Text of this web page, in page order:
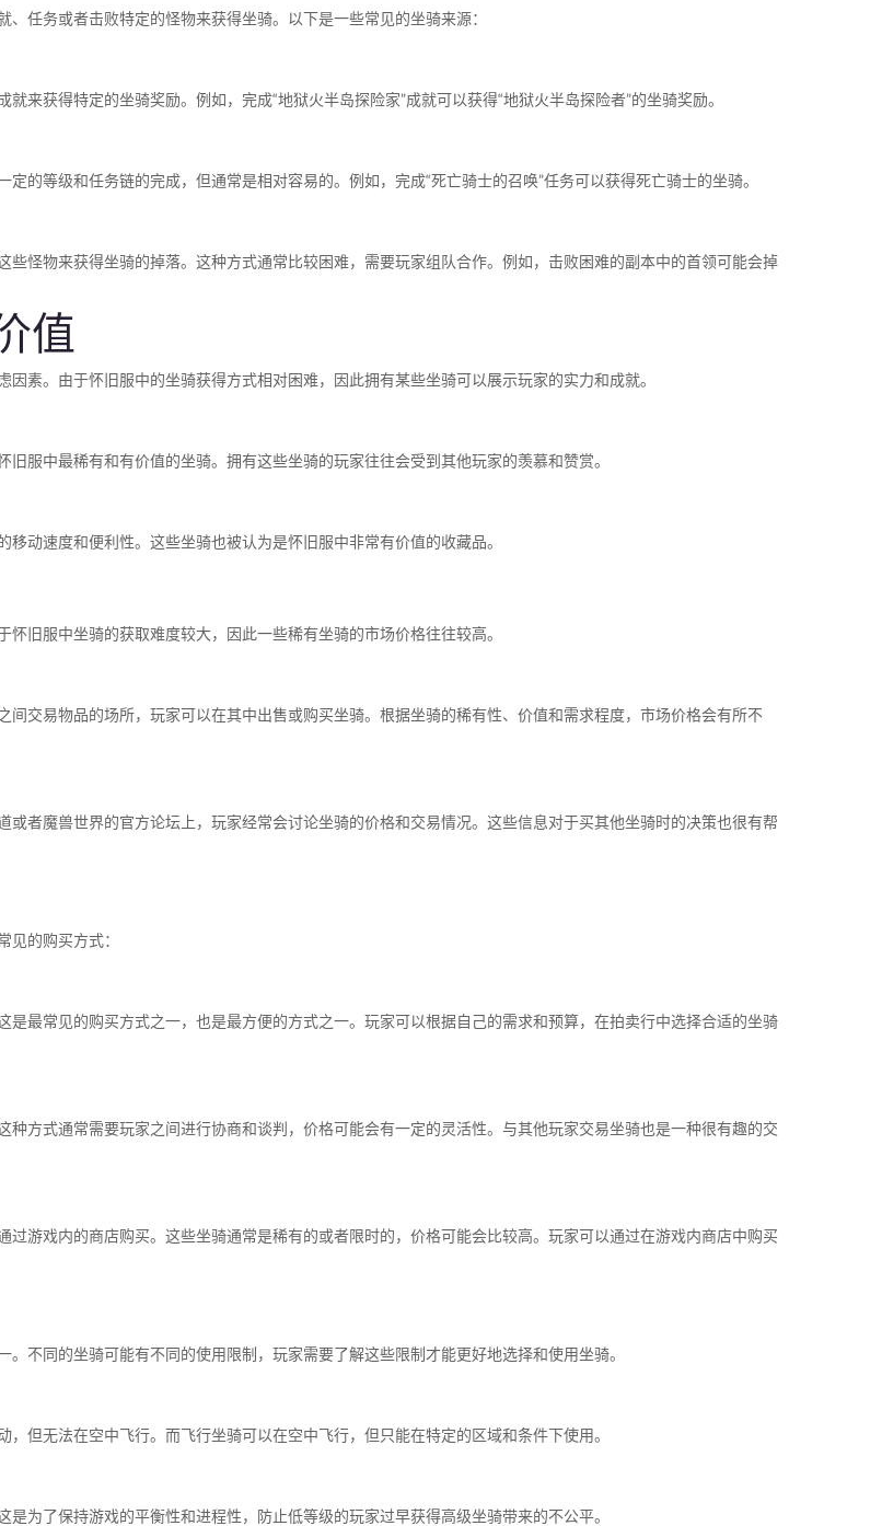
任务或者击败特定的怪物来获得坐骑。以下是一些常见的坐骑来源：
来获得特定的坐骑奖励。例如，完成“地狱火半岛探险家”成就可以获得“地狱火半岛探险者”的坐骑奖励。
的等级和任务链的完成，但通常是相对容易的。例如，完成“死亡骑士的召唤”任务可以获得死亡骑士的坐骑。
怪物来获得坐骑的掉落。这种方式通常比较困难，需要玩家组队合作。例如，击败困难的副本中的首领可能会掉
值
素。由于怀旧服中的坐骑获得方式相对困难，因此拥有某些坐骑可以展示玩家的实力和成就。
服中最稀有和有价值的坐骑。拥有这些坐骑的玩家往往会受到其他玩家的羡慕和赞赏。
动速度和便利性。这些坐骑也被认为是怀旧服中非常有价值的收藏品。
旧服中坐骑的获取难度较大，因此一些稀有坐骑的市场价格往往较高。
交易物品的场所，玩家可以在其中出售或购买坐骑。根据坐骑的稀有性、价值和需求程度，市场价格会有所不
者魔兽世界的官方论坛上，玩家经常会讨论坐骑的价格和交易情况。这些信息对于买其他坐骑时的决策也很有帮
的购买方式：
最常见的购买方式之一，也是最方便的方式之一。玩家可以根据自己的需求和预算，在拍卖行中选择合适的坐骑
方式通常需要玩家之间进行协商和谈判，价格可能会有一定的灵活性。与其他玩家交易坐骑也是一种很有趣的交
游戏内的商店购买。这些坐骑通常是稀有的或者限时的，价格可能会比较高。玩家可以通过在游戏内商店中购买
不同的坐骑可能有不同的使用限制，玩家需要了解这些限制才能更好地选择和使用坐骑。
但无法在空中飞行。而飞行坐骑可以在空中飞行，但只能在特定的区域和条件下使用。
为了保持游戏的平衡性和进程性，防止低等级的玩家过早获得高级坐骑带来的不公平。